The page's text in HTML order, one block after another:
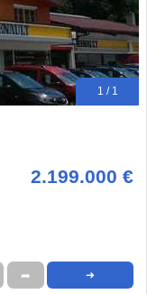
1 / 1
2.199.000 €
➦ ➜